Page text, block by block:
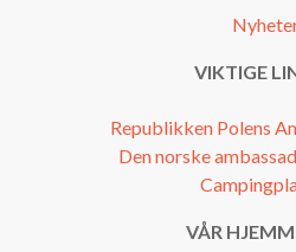
VIKTIGE
Republikken Polens
Den norske
VÅR